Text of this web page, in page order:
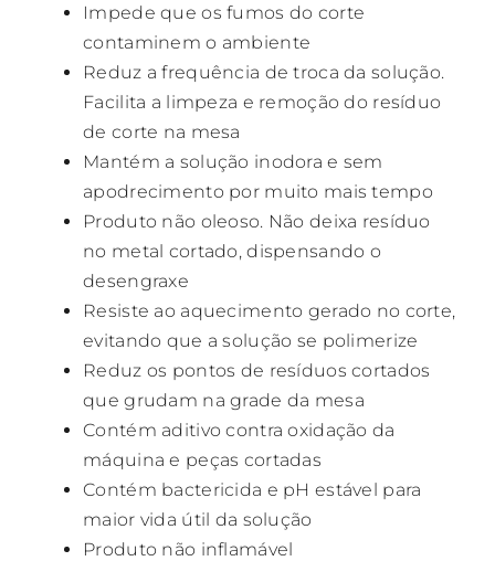
Impede que os fumos do corte
contaminem o ambiente
Reduz a frequência de troca da solução.
Facilita a limpeza e remoção do resíduo
de corte na mesa
Mantém a solução inodora e sem
apodrecimento por muito mais tempo
Produto não oleoso. Não deixa resíduo
no metal cortado, dispensando o
desengraxe
Resiste ao aquecimento gerado no corte,
evitando que a solução se polimerize
Reduz os pontos de resíduos cortados
que grudam na grade da mesa
Contém aditivo contra oxidação da
máquina e peças cortadas
Contém bactericida e pH estável para
maior vida útil da solução
Produto não inflamável